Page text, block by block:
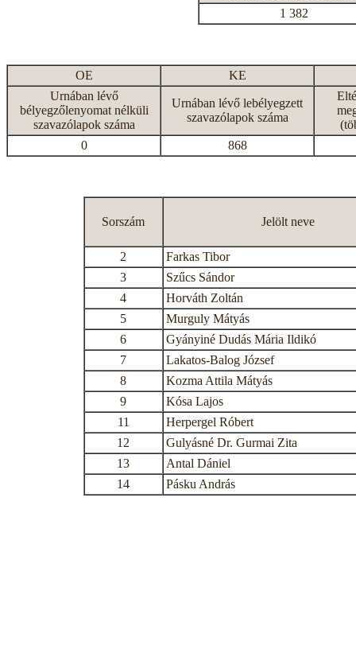
1 382
OE
KE
Urnában lévő
bélyegzőlenyomat nélküli
szavazólapok száma
Urnában lévő lebélyegzett
szavazólapok száma
0
868
Sorszám Jelölt neve
2
Farkas Tibor
3
Szűcs Sándor
4
Horváth Zoltán
5
Murguly Mátyás
6
Gyányiné Dudás Mária Ildikó
7
Lakatos-Balog József
8
Kozma Attila Mátyás
9
Kósa Lajos
11
Herpergel Róbert
12
Gulyásné Dr. Gurmai Zita
13
Antal Dániel
14
Pásku András